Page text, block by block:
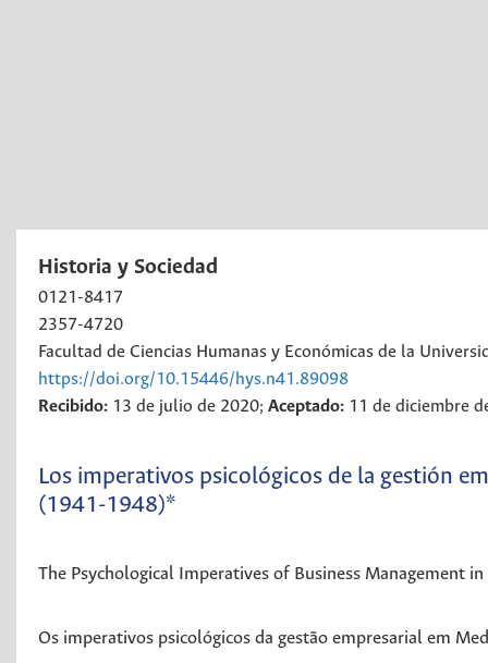
Historia y Sociedad
0121-8417
2357-4720
Facultad de Ciencias Humanas y Económicas de la
https://doi.org/10.15446/hys.n41.89098
Recibido: 13 de julio de 2020; Aceptado: 11 de diciembre
Los imperativos psicológicos de la gestión
(1941-1948)*
The Psychological Imperatives of Business Management
Os imperativos psicológicos da gestão empresarial em